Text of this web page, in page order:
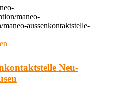
maneo-
maneo-aussenkontaktstelle-
Neu-